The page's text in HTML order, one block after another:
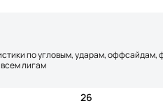
по угловым, ударам,
лигам
26